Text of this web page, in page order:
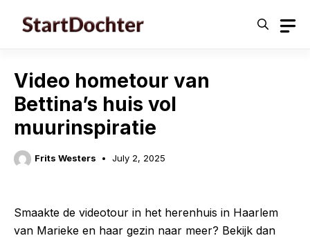
Video hometour van
Bettina’s huis vol
muurinspiratie
Frits Westers July 2, 2025
Smaakte de videotour in het herenhuis in Haarlem
van Marieke en haar gezin naar meer? Bekijk dan